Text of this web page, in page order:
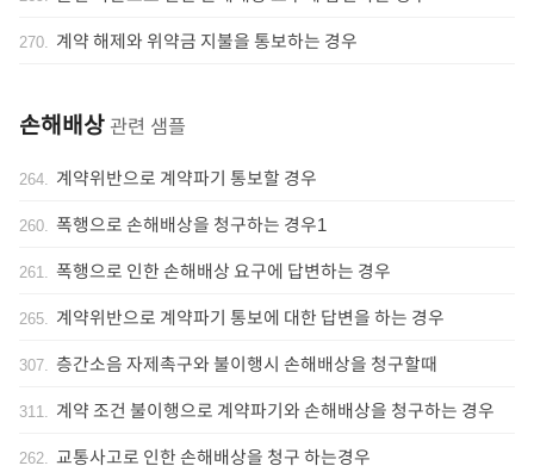
270. 계약 해제와 위약금 지불을 통보하는 경우
손해배상 관련 샘플
264. 계약위반으로 계약파기 통보할 경우
260. 폭행으로 손해배상을 청구하는 경우1
261. 폭행으로 인한 손해배상 요구에 답변하는 경우
265. 계약위반으로 계약파기 통보에 대한 답변을 하는 경우
307. 층간소음 자제촉구와 불이행시 손해배상을 청구할때
311. 계약 조건 불이행으로 계약파기와 손해배상을 청구하는 경우
262. 교통사고로 인한 손해배상을 청구 하는경우